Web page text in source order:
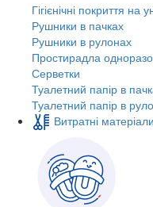
Гігієнічні покриття на
Рушники в пачках
Рушники в рулонах
Простирадла
Серветки
Туалетний папір в
Туалетний папір в
Витратні